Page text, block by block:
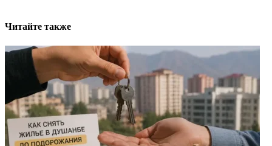
Читайте также